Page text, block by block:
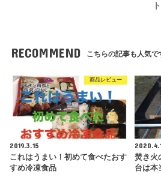
RECOMMEND こちらの記事も人気で
商品レビュー
2019.3.15
これはうまい！初めて食べたおす
すめ冷凍食品
焚き火
台は本